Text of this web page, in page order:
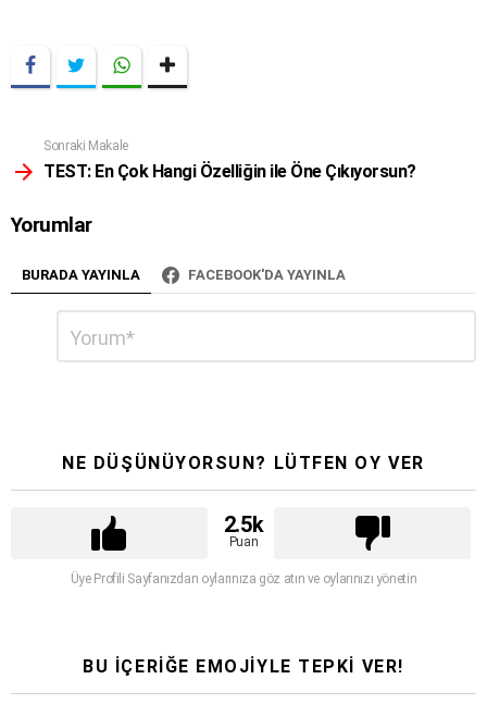
FazlaSonraki Makale
TEST: En Çok Hangi Özelliğin ile Öne Çıkıyorsun?
Yorumlar
BURADA YAYINLA FACEBOOK'DA YAYINLA
NE DÜŞÜNÜYORSUN? LÜTFEN OY VER
2.5k
Puan
Üye Profili Sayfanızdan oylarınıza göz atın ve oylarınızı yönetin
BU İÇERİĞE EMOJİYLE TEPKİ VER!